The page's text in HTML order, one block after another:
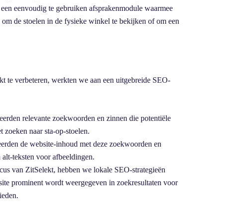
eenvoudig te gebruiken afsprakenmodule waarmee
de stoelen in de fysieke winkel te bekijken of om een
te verbeteren, werkten we aan een uitgebreide SEO-
relevante zoekwoorden en zinnen die potentiële
naar sta-op-stoelen.
de website-inhoud met deze zoekwoorden en
alt-teksten voor afbeeldingen.
van ZitSelekt, hebben we lokale SEO-strategieën
prominent wordt weergegeven in zoekresultaten voor